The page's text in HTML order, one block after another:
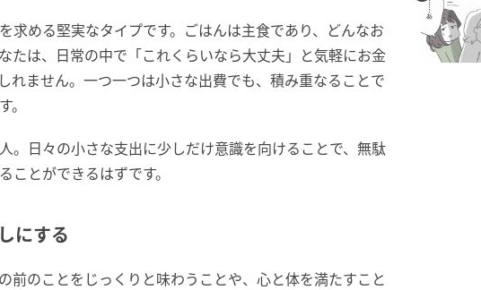
求める堅実なタイプです。ごはんは主食であり、どんなお
たは、日常の中で「これくらいなら大丈夫」と気軽にお金
れません。一つ一つは小さな出費でも、積み重なることで
。日々の小さな支出に少しだけ意識を向けることで、無駄
ことができるはずです。
にする
前のことをじっくりと味わうことや、心と体を満たすこと